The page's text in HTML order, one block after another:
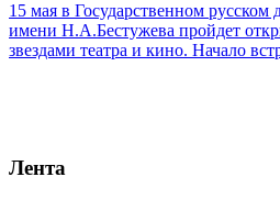
15 мая в Государственном русском
имени Н.А.Бестужева пройдет
звездами театра и кино. Начало
Лента